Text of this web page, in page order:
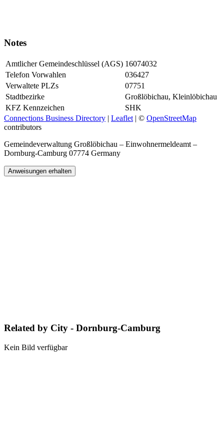
Notes
Amtlicher Gemeindeschlüssel (AGS) 16074032
Telefon Vorwahlen
036427
Verwaltete PLZs
07751
Stadtbezirke
Großlöbichau, Kleinlöbichau
KFZ Kennzeichen
SHK
Connections Business Directory | Leaflet | © OpenStreetMap
contributors
Gemeindeverwaltung Großlöbichau – Einwohnermeldeamt –
Dornburg-Camburg 07774 Germany
Anweisungen erhalten
Related by City - Dornburg-Camburg
Kein Bild verfügbar